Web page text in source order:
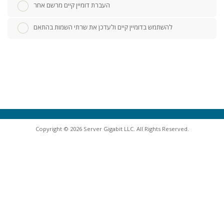
העברת דומיין קיים מרשם אחר
להשתמש בדומיין קיים ולעדכן את שרתי השמות בהתאם
Copyright © 2026 Server Gigabit LLC. All Rights Reserved.